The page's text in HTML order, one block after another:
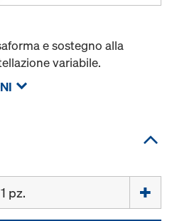
e sostegno alla
variabile.